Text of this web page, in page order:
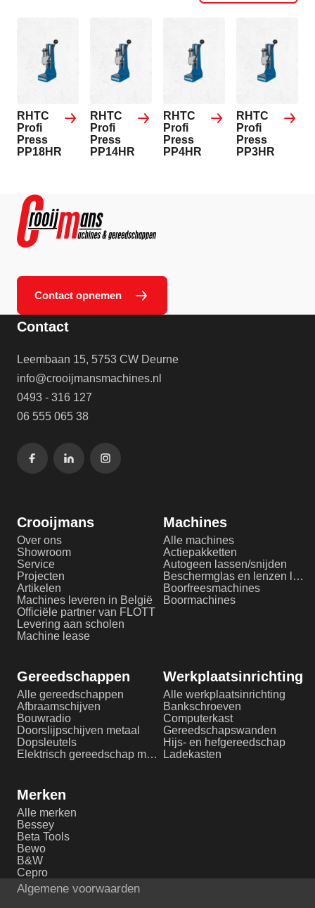
RHTC
Profi
Press
PP18HR
RHTC
Profi
Press
PP14HR
RHTC
Profi
Press
PP4HR
RHTC
Profi
Press
PP3HR
Contact opnemen
Contact
Leembaan 15, 5753 CW Deurne
info@crooijmansmachines.nl
0493 - 316 127
06 555 065 38
Crooijmans
Over ons
Showroom
Service
Projecten
Artikelen
Machines leveren in België
Officiële partner van FLOTT
Levering aan scholen
Machine lease
Machines
Alle machines
Actiepakketten
Autogeen lassen/snijden
Beschermglas en lenzen laserlassen
Boorfreesmachines
Boormachines
Gereedschappen
Alle gereedschappen
Afbraamschijven
Bouwradio
Doorslijpschijven metaal
Dopsleutels
Elektrisch gereedschap metaalbewerking
Werkplaatsinrichting
Alle werkplaatsinrichting
Bankschroeven
Computerkast
Gereedschapswanden
Hijs- en hefgereedschap
Ladekasten
Merken
Alle merken
Bessey
Beta Tools
Bewo
B&W
Cepro
Algemene voorwaarden